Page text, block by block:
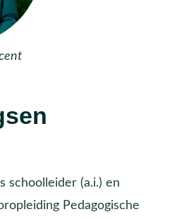
schoolleider (a.i.) en
Pedagogische